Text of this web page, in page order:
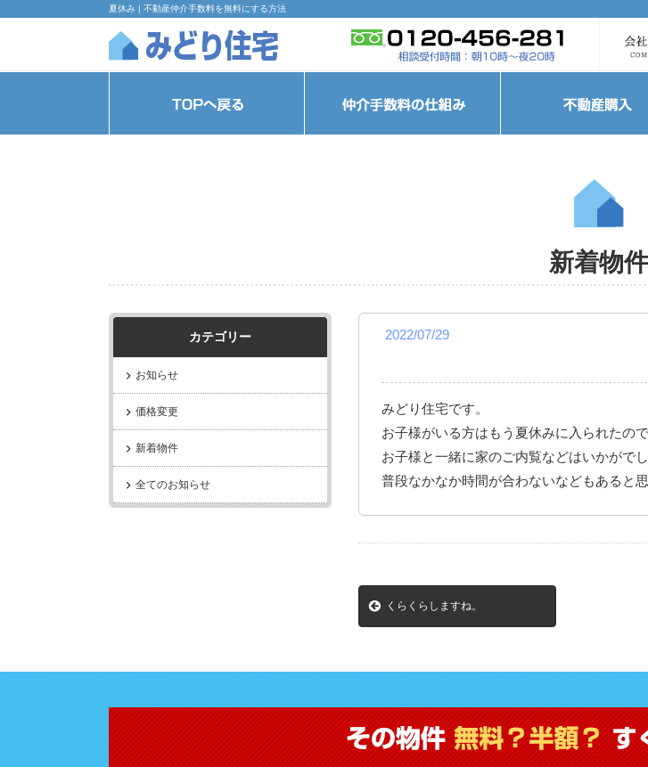
夏休み | 不動産仲介手数料を無料にする方法
新着物件
カテゴリー
お知らせ
価格変更
新着物件
全てのお知らせ
2022/07/29
みどり住宅です。
お子様がいる方はもう夏休みに入られたの
お子様と一緒に家のご内覧などはいかがで
普段なかなか時間が合わないなどもあると
くらくらしますね。